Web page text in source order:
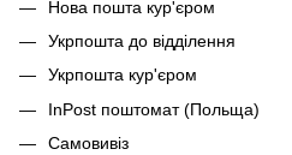
Нова пошта кур'єром
Укрпошта до відділення
Укрпошта кур'єром
InPost поштомат (Польща)
Самовивіз